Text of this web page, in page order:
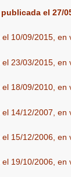
el 27/
10/09/2015, en
23/03/2015, en
18/09/2010, en
14/12/2007, en
15/12/2006, en
19/10/2006, en